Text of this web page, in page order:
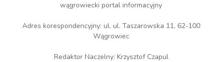
wągrowiecki portal informacyjny
Adres korespondencyjny: ul. ul. Taszarowska 11, 62-100
Wągrowiec
Redaktor Naczelny: Krzysztof Czapul